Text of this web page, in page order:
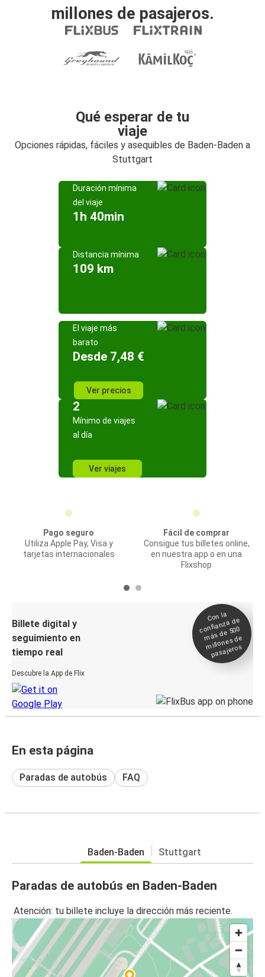
millones de pasajeros.
Qué esperar de tu
viaje
Opciones rápidas, fáciles y asequibles de Baden-Baden a
Stuttgart
Duración mínima
del viaje
1h 40min
Distancia mínima
109 km
El viaje más
barato
Desde 7,48 €
Ver precios
2
Mínimo de viajes
al día
Ver viajes
Pago seguro
Utiliza Apple Pay, Visa y
tarjetas internacionales
Fácil de comprar
Consigue tus billetes online,
en nuestra app o en una
Flixshop
Billete digital y
seguimiento en
tiempo real
Descubre la App de Flix
Con la
confianza de
más de 500
millones de
pasajeros
En esta página
Paradas de autobús FAQ
Baden-Baden Stuttgart
Paradas de autobús en Baden-Baden
Atención: tu billete incluye la dirección más reciente.